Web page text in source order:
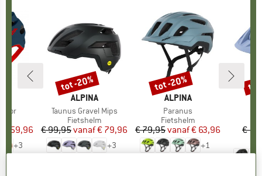
prijs
€ 59,96
+3
MERK
ALPINA
Artikel
Taunus Gravel Mips
Productgroep
Fietshelm
Prijs
€ 99,95 Verlaagde prijs
vanaf€ 79,96
+3
Korting
tot -20%
MERK
ALPINA
Artikel
Paranus
Productgroep
Fietshelm
Prijs
€ 79,95 Verlaagde prijs
vanaf€ 63,96
+1
Korting
tot -20%
€
tot